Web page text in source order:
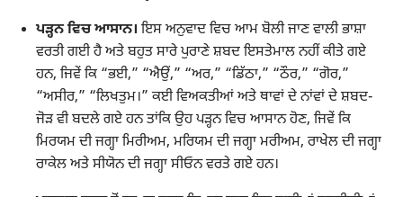
ਪੜ੍ਹਨ ਵਿਚ ਆਸਾਨ।ਇਸ ਅਨੁਵਾਦ ਵਿਚ ਆਮ ਬੋਲੀ ਜਾਣ ਵਾਲੀ ਭਾਸ਼ਾ
ਵਰਤੀ ਗਈ ਹੈ ਅਤੇ ਬਹੁਤ ਸਾਰੇ ਪੁਰਾਣੇ ਸ਼ਬਦ ਇਸਤੇਮਾਲ ਨਹੀਂ ਕੀਤੇ ਗਏ
ਹਨ, ਜਿਵੇਂ ਕਿ “ਭਈ,” “ਐਉਂ,” “ਅਰ,” “ਡਿੱਠਾ,” “ਠੌਰ,” “ਗੋਰ,”
“ਅਸੀਰ,” “ਲਿਖਤੁਮ।” ਕਈ ਵਿਅਕਤੀਆਂ ਅਤੇ ਥਾਵਾਂ ਦੇ ਨਾਂਵਾਂ ਦੇ ਸ਼ਬਦ-
ਜੋੜ ਵੀ ਬਦਲੇ ਗਏ ਹਨ ਤਾਂਕਿ ਉਹ ਪੜ੍ਹਨ ਵਿਚ ਆਸਾਨ ਹੋਣ, ਜਿਵੇਂ ਕਿ
ਮਿਰਯਮ ਦੀ ਜਗ੍ਹਾ ਮਿਰੀਅਮ, ਮਰਿਯਮ ਦੀ ਜਗ੍ਹਾ ਮਰੀਅਮ, ਰਾਖੇਲ ਦੀ ਜਗ੍ਹਾ
ਰਾਕੇਲ ਅਤੇ ਸੀਯੋਨ ਦੀ ਜਗ੍ਹਾ ਸੀਓਨ ਵਰਤੇ ਗਏ ਹਨ।